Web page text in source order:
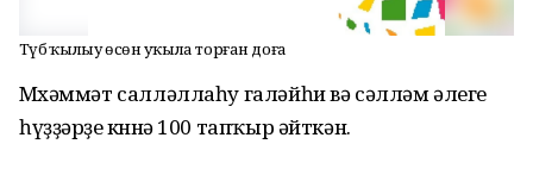
Тәүбә ҡылыу өсөн уҡыла торған доға
Мөхәммәт салләллаһу галәйһи вә сәлләм әлеге
һүҙҙәрҙе көнөнә 100 тапҡыр әйткән.